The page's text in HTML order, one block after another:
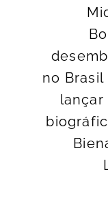
no Brasil
lançar